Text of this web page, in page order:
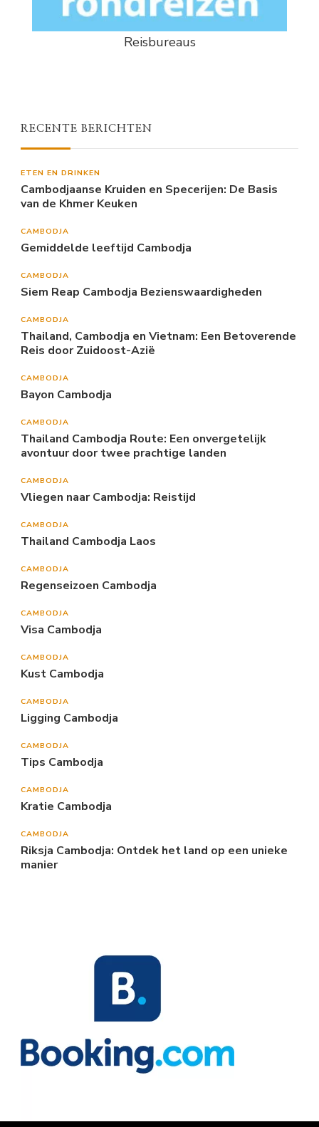
Reisbureaus
RECENTE BERICHTEN
ETEN EN DRINKEN
Cambodjaanse Kruiden en Specerijen: De Basis
van de Khmer Keuken
CAMBODJA
Gemiddelde leeftijd Cambodja
CAMBODJA
Siem Reap Cambodja Bezienswaardigheden
CAMBODJA
Thailand, Cambodja en Vietnam: Een Betoverende
Reis door Zuidoost-Azië
CAMBODJA
Bayon Cambodja
CAMBODJA
Thailand Cambodja Route: Een onvergetelijk
avontuur door twee prachtige landen
CAMBODJA
Vliegen naar Cambodja: Reistijd
CAMBODJA
Thailand Cambodja Laos
CAMBODJA
Regenseizoen Cambodja
CAMBODJA
Visa Cambodja
CAMBODJA
Kust Cambodja
CAMBODJA
Ligging Cambodja
CAMBODJA
Tips Cambodja
CAMBODJA
Kratie Cambodja
CAMBODJA
Riksja Cambodja: Ontdek het land op een unieke
manier